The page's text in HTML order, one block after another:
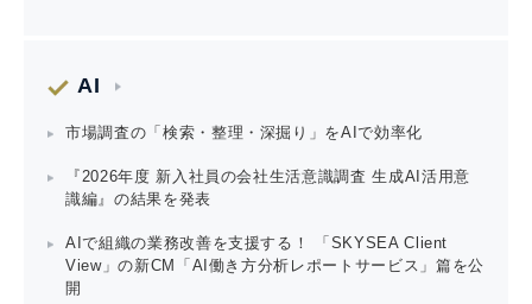
AI
市場調査の「検索・整理・深掘り」をAIで効率化
『2026年度 新入社員の会社生活意識調査 生成AI活用意
識編』の結果を発表
AIで組織の業務改善を支援する！ 「SKYSEA Client
View」の新CM「AI働き方分析レポートサービス」篇を公
開